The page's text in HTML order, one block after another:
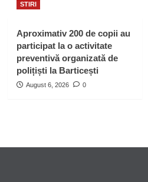
STIRI
Aproximativ 200 de copii au
participat la o activitate
preventivă organizată de
polițiști la Barticești
August 6, 2026 0